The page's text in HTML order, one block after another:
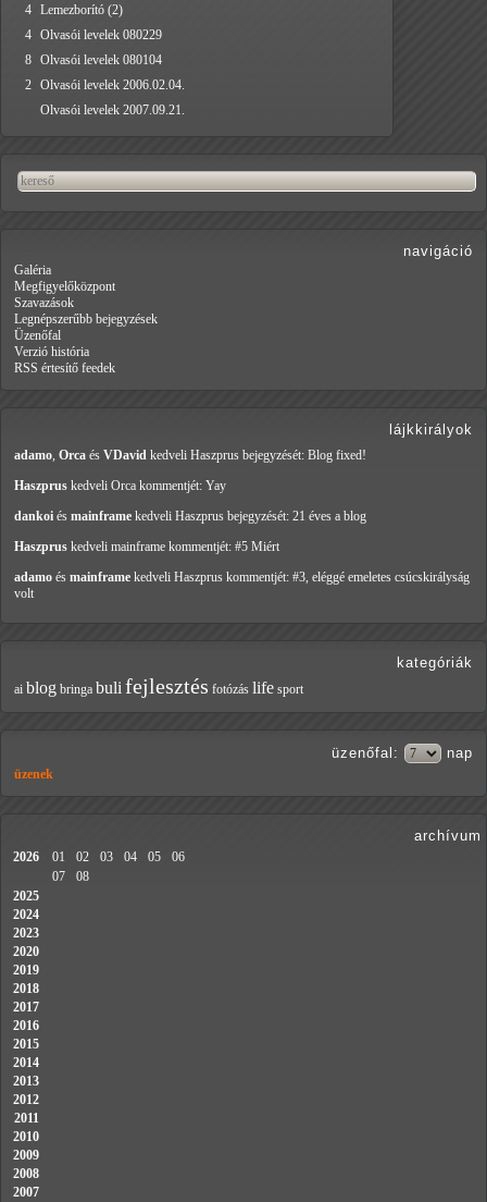
4 Lemezborító (2)
4 Olvasói levelek 080229
8 Olvasói levelek 080104
2 Olvasói levelek 2006.02.04.
Olvasói levelek 2007.09.21.
navigáció
Galéria
Megfigyelőközpont
Szavazások
Legnépszerűbb bejegyzések
Üzenőfal
Verzió história
RSS értesítő feedek
lájkkirályok
adamo, Orca és VDavid kedveli Haszprus bejegyzését: Blog fixed!
Haszprus kedveli Orca kommentjét: Yay
dankoi és mainframe kedveli Haszprus bejegyzését: 21 éves a blog
Haszprus kedveli mainframe kommentjét: #5 Miért
adamo és mainframe kedveli Haszprus kommentjét: #3, eléggé emeletes csúcskirályság
volt
kategóriák
ai blog bringa buli fejlesztés fotózás life sport
üzenőfal : nap
üzenek
archívum
2026 01 02 03 04 05
06
07
08
2025
2024
2023
2020
2019
2018
2017
2016
2015
2014
2013
2012
2011
2010
2009
2008
2007